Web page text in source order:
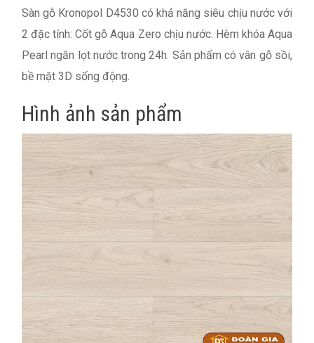
Sàn gỗ Kronopol D4530 có khả năng siêu chịu nước với
2 đặc tính: Cốt gỗ Aqua Zero chịu nước. Hèm khóa Aqua
Pearl ngăn lọt nước trong 24h. Sản phẩm có vân gỗ sồi,
bề mặt 3D sống động.
Hình ảnh sản phẩm